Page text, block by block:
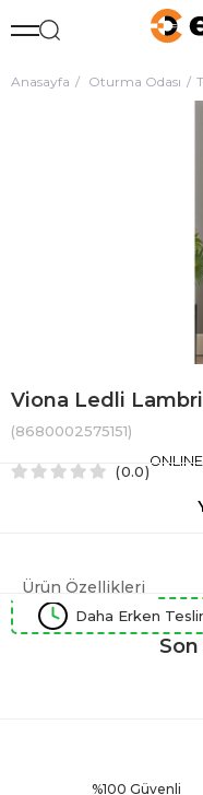
Anasayfa Oturma Odası
Viona Ledli
(8680002575151)
0.0
Ürün Özellikleri
Daha Erken
Son
%100 Güvenli